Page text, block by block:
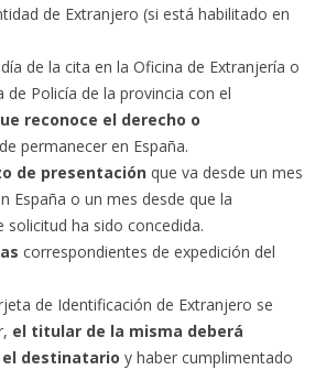
de Extranjero (si está habilitado en
de la cita en la Oficina de Extranjería o
de Policía de la provincia con el
reconoce el derecho o
de permanecer en España.
de presentación que va desde un mes
España o un mes desde que la
solicitud ha sido concedida.
correspondientes de expedición del
de Identificación de Extranjero se
el titular de la misma deberá
destinatario y haber cumplimentado